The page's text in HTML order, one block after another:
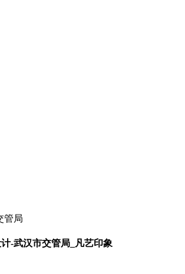
管局
-武汉市交管局_凡艺印象